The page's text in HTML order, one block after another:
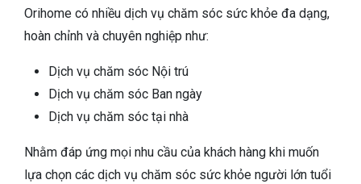
Orihome có nhiều dịch vụ chăm sóc sức khỏe đa dạng,
hoàn chỉnh và chuyên nghiệp như:
Dịch vụ chăm sóc Nội trú
Dịch vụ chăm sóc Ban ngày
Dịch vụ chăm sóc tại nhà
Nhằm đáp ứng mọi nhu cầu của khách hàng khi muốn
lựa chọn các dịch vụ chăm sóc sức khỏe người lớn tuổi